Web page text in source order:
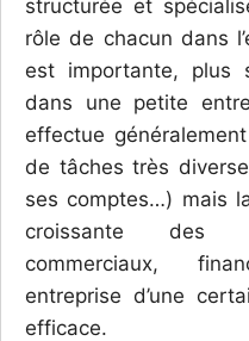
structurée et
rôle de chacun dans
est importante, plus
dans une petite
effectue
de tâches très
ses comptes…) mais
croissante des
commerciaux,
entreprise d’une
efficace.